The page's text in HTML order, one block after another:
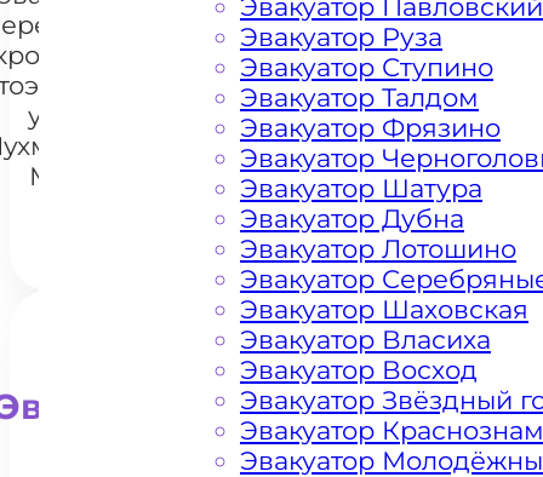
у метро
Москва
+7 985 222 99 01
для
Эвакуатор
Эвакуатор Руза
Эвакуатор Ступино
Эвакуатор Талдом
Эвакуатор Фрязино
Эвакуатор
Эвакуатор Шатура
Эвакуатор Дубна
Эвакуатор Лотошино
Эвакуатор
Эвакуатор Шаховская
Эвакуатор Власиха
Эвакуатор Восход
Эвакуатор Звёздный
Эвакуатор
Эвакуатор